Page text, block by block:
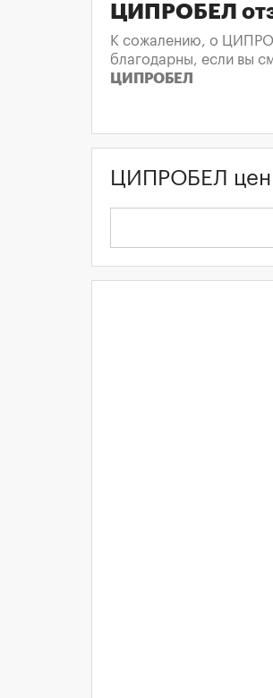
ЦИПРОБЕЛ
К сожалению, о
благодарны, если вы
ЦИПРОБЕЛ
ЦИПРОБЕЛ